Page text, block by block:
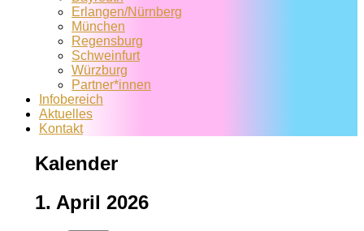
Erlangen/Nürnberg
München
Regensburg
Schweinfurt
Würzburg
Partner*innen
Infobereich
Aktuelles
Kontakt
Kalender
1. April 2026